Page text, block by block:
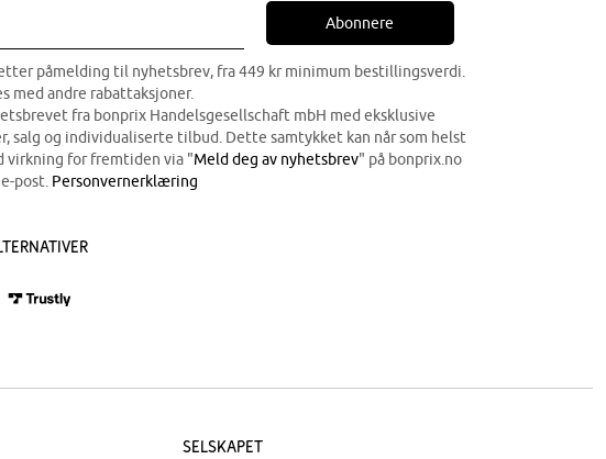
Abonnere
påmelding til nyhetsbrev, fra 449 kr minimum bestillingsverdi.
med andre rabattaksjoner.
fra bonprix Handelsgesellschaft mbH med eksklusive
salg og individualiserte tilbud. Dette samtykket kan når som helst
virkning for fremtiden via "Meld deg av nyhetsbrev" på bonprix.no
post. Personvernerklæring
Selskapet